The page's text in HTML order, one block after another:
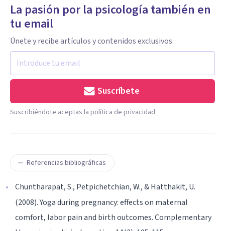
La pasión por la psicología también en
tu email
Únete y recibe artículos y contenidos exclusivos
Suscríbete
Suscribiéndote aceptas la política de privacidad
Referencias bibliográficas
Chuntharapat, S., Petpichetchian, W., & Hatthakit, U.
(2008). Yoga during pregnancy: effects on maternal
comfort, labor pain and birth outcomes. Complementary